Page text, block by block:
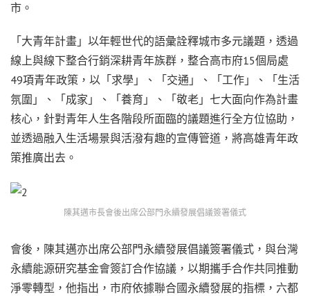
市。
「大青年計畫」以年輕世代的語彙詮釋城市多元議題，透過
線上與線下整合行銷深耕青年族群，整合高市府15個局處
49項青年政策，以「求學」、「交通」、「工作」、「生活
氛圍」、「成家」、「養育」、「敬老」七大面向作為計畫
核心，針對青年人生各階段所面臨的議題進行全方位協助，
並透過融入生活場景與活潑有趣的宣傳管道，將高雄青年政
策推廣出去。
陳其邁市長會後出席公部門永續發展倡議簽署儀式
會後，陳其邁亦出席公部門永續發展倡議簽署儀式，與台灣
永續能源研究基金會簽訂合作協議，以期攜手合作共同推動
淨零轉型，他指出，市府依據聯合國永續發展的指標，六都